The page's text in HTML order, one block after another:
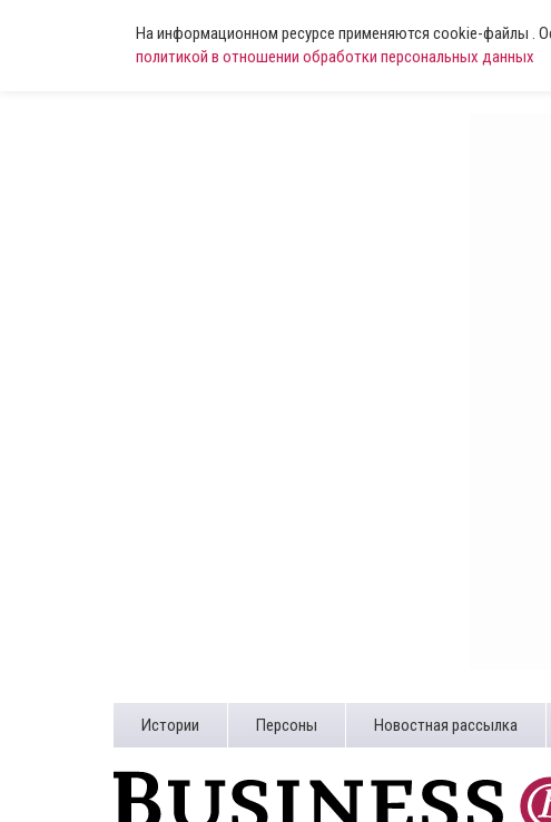
На информационном ресурсе применяются cookie-файлы .
политикой в отношении обработки персональных данных
Истории Персоны Новостная рассылка